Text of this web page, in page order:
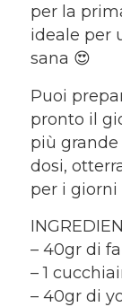
per la
ideale per
sana 😍
Puoi
pronto il
più
dosi,
per i giorni
– 40gr di
– 1
– 40gr di